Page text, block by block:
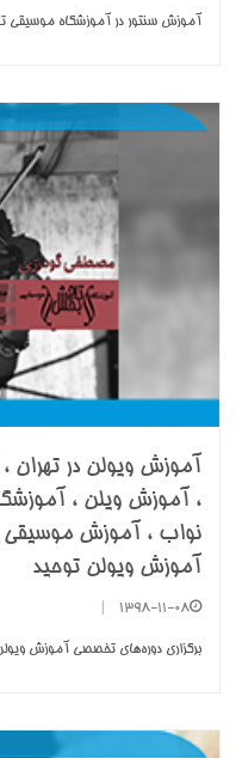
آموزش سنتور در آموزشگاه موسیقی
آموزش ویولن در تهران
، آموزش ویلن ،
نواب ، آموزش موسیقی
آموزش ویولن توحید
1398-11-08
برگزاری دوره‌های تخصصی آموزش